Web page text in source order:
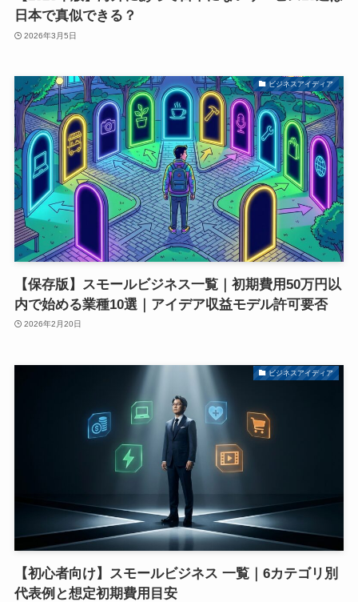
日本で真似できる？
2026年3月5日
ビジネスアイディア
【保存版】スモールビジネス一覧｜初期費用50万円以
内で始める業種10選｜アイデア収益モデル許可要否
2026年2月20日
ビジネスアイディア
【初心者向け】スモールビジネス 一覧｜6カテゴリ別
代表例と想定初期費用目安